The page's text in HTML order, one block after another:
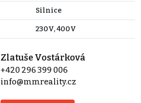
Silnice
230V, 400V
Zlatuše Vostárková
+420 296 399 006
info@mmreality.cz